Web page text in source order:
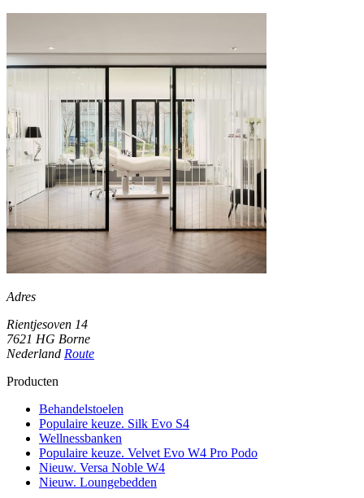
Adres
Rientjesoven 14
7621 HG Borne
Nederland Route
Producten
Behandelstoelen
Populaire keuze. Silk Evo S4
Wellnessbanken
Populaire keuze. Velvet Evo W4 Pro Podo
Nieuw. Versa Noble W4
Nieuw. Loungebedden